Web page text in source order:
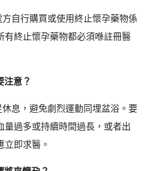
自行購買或使用終止懷孕藥物係
有終止懷孕藥物都必須喺註冊醫
注意？
息，避免劇烈運動同埋盆浴。要
量過多或持續時間過長，或者出
立即求醫。